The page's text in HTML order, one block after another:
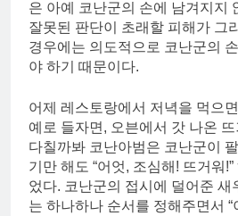
은 아예 코난군의 손에 남겨지지
잘못된 판단이 초래할 피해가 그
경우에는 의도적으로 코난군의
야 하기 때문이다.
어제 레스토랑에서 저녁을 먹으
예로 들자면, 오븐에서 갓 나온 뜨
다칠까봐 코난아범은 코난군이
기만 해도 “어엇, 조심해! 뜨거워
었다. 코난군의 접시에 덜어준 새
는 하나하나 순서를 정해주면서